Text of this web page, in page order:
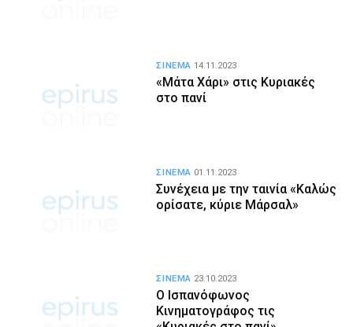
«Μάτα Χάρι» στις Κυριακές
στο πανί
ΣΙΝΕΜΑ 14.11.2023
Συνέχεια με την ταινία «Καλώς
ορίσατε, κύριε Μάρσαλ»
ΣΙΝΕΜΑ 01.11.2023
Ο Ισπανόφωνος
Κινηματογράφος τις
ΣΙΝΕΜΑ 23.10.2023